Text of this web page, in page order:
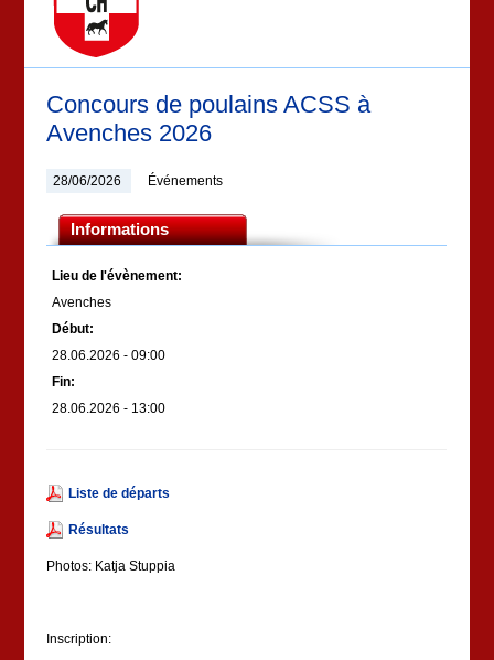
Concours de poulains ACSS à
Avenches 2026
28/06/2026 Événements
Informations
Lieu de l'évènement:
Avenches
Début:
28.06.2026 - 09:00
Fin:
28.06.2026 - 13:00
Liste de départs
Résultats
Photos: Katja Stuppia
Inscription: